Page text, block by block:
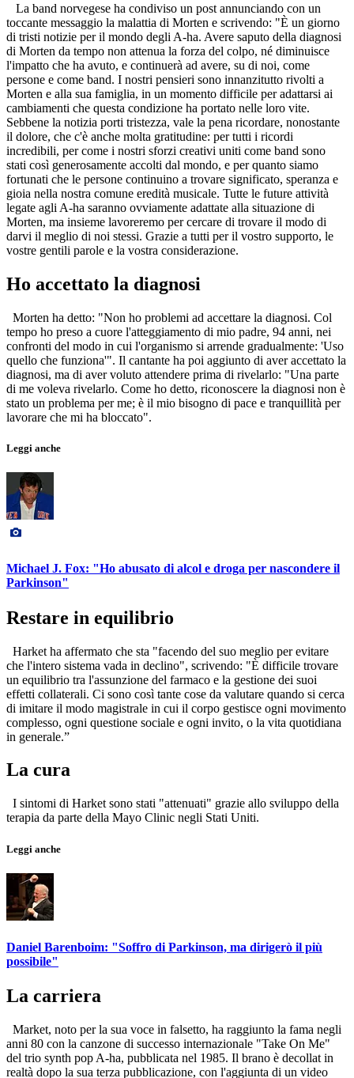
La band norvegese ha condiviso un post annunciando con un
toccante messaggio la malattia di Morten e scrivendo: "È un giorno
di tristi notizie per il mondo degli A-ha. Avere saputo della diagnosi
di Morten da tempo non attenua la forza del colpo, né diminuisce
l'impatto che ha avuto, e continuerà ad avere, su di noi, come
persone e come band. I nostri pensieri sono innanzitutto rivolti a
Morten e alla sua famiglia, in un momento difficile per adattarsi ai
cambiamenti che questa condizione ha portato nelle loro vite.
Sebbene la notizia porti tristezza, vale la pena ricordare, nonostante
il dolore, che c'è anche molta gratitudine: per tutti i ricordi
incredibili, per come i nostri sforzi creativi uniti come band sono
stati così generosamente accolti dal mondo, e per quanto siamo
fortunati che le persone continuino a trovare significato, speranza e
gioia nella nostra comune eredità musicale. Tutte le future attività
legate agli A-ha saranno ovviamente adattate alla situazione di
Morten, ma insieme lavoreremo per cercare di trovare il modo di
darvi il meglio di noi stessi. Grazie a tutti per il vostro supporto, le
vostre gentili parole e la vostra considerazione.
Ho accettato la diagnosi
Morten ha detto: "Non ho problemi ad accettare la diagnosi. Col
tempo ho preso a cuore l'atteggiamento di mio padre, 94 anni, nei
confronti del modo in cui l'organismo si arrende gradualmente: 'Uso
quello che funziona'". Il cantante ha poi aggiunto di aver accettato la
diagnosi, ma di aver voluto attendere prima di rivelarlo: "Una parte
di me voleva rivelarlo. Come ho detto, riconoscere la diagnosi non è
stato un problema per me; è il mio bisogno di pace e tranquillità per
lavorare che mi ha bloccato".
Leggi anche
Michael J. Fox: "Ho abusato di alcol e droga per nascondere il
Parkinson"
Restare in equilibrio
Harket ha affermato che sta "facendo del suo meglio per evitare
che l'intero sistema vada in declino", scrivendo: "È difficile trovare
un equilibrio tra l'assunzione del farmaco e la gestione dei suoi
effetti collaterali. Ci sono così tante cose da valutare quando si cerca
di imitare il modo magistrale in cui il corpo gestisce ogni movimento
complesso, ogni questione sociale e ogni invito, o la vita quotidiana
in generale.”
La cura
I sintomi di Harket sono stati "attenuati" grazie allo sviluppo della
terapia da parte della Mayo Clinic negli Stati Uniti.
Leggi anche
Daniel Barenboim: "Soffro di Parkinson, ma dirigerò il più
possibile"
La carriera
Market, noto per la sua voce in falsetto, ha raggiunto la fama negli
anni 80 con la canzone di successo internazionale "Take On Me"
del trio synth pop A-ha, pubblicata nel 1985. Il brano è decollat in
realtà dopo la sua terza pubblicazione, con l'aggiunta di un video